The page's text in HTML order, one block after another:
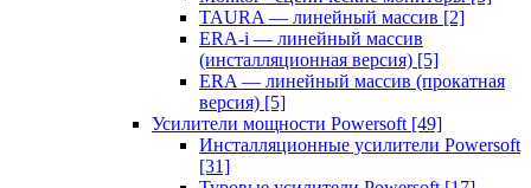
TAURA — линейный массив [2]
ERA-i — линейный массив
(инсталляционная версия) [5]
ERA — линейный массив (прокатная
версия) [5]
Усилители мощности Powersoft [49]
Инсталляционные усилители Powersoft
[31]